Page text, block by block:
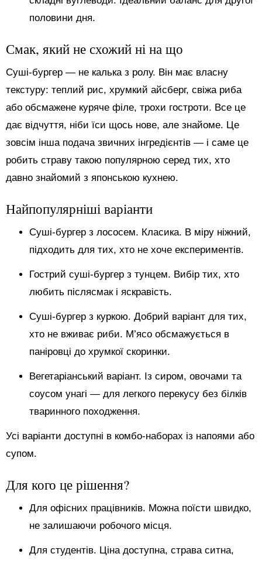
половини дня.
Смак, який не схожий ні на що
Суші-бургер — не калька з ролу. Він має власну
текстуру: теплий рис, хрумкий айсберг, свіжа риба
або обсмажене куряче філе, трохи гостроти. Все це
дає відчуття, ніби їси щось нове, але знайоме. Це
зовсім інша подача звичних інгредієнтів — і саме це
робить страву такою популярною серед тих, хто
давно знайомий з японською кухнею.
Найпопулярніші варіанти
Суші-бургер з лососем. Класика. В міру ніжний,
підходить для тих, хто не хоче експериментів.
Гострий суші-бургер з тунцем. Вибір тих, хто
любить післясмак і яскравість.
Суші-бургер з куркою. Добрий варіант для тих,
хто не вживає риби. М’ясо обсмажується в
паніровці до хрумкої скоринки.
Вегетаріанський варіант. Із сиром, овочами та
соусом унагі — для легкого перекусу без білків
тваринного походження.
Усі варіанти доступні в комбо-наборах із напоями або
супом.
Для кого це рішення?
Для офісних працівників. Можна поїсти швидко,
не залишаючи робочого місця.
Для студентів. Ціна доступна, страва ситна,